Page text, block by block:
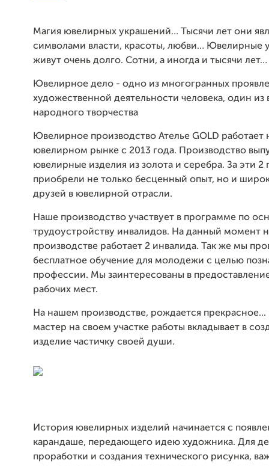
Магия ювелирных украшений… Тысячи лет они
символами власти, красоты, любви… Ювелирные
живут очень долго. Сотни, а иногда и тысячи лет…
Ювелирное дело - одно из многогранных
художественной деятельности человека, один из
народного творчества
Ювелирное производство Ателье GOLD
ювелирном рынке с 2013 года. Производство
ювелирные изделия из золота и серебра. За эти 2
приобрели не только бесценный опыт, но и
друзей в ювелирной отрасли.
Наше производство участвует в программе по
трудоустройству инвалидов. На данный момент
производстве работает 2 инвалида. Так же мы
бесплатное обучение для молодежи с целью
профессии. Мы заинтересованы в
рабочих мест.
На нашем производстве, рождается
мастер на своем участке работы вкладывает в
изделие частичку своей души.
История ювелирных изделий начинается с
карандаше, передающего идею художника. Для
проработки и создания технического рисунка,